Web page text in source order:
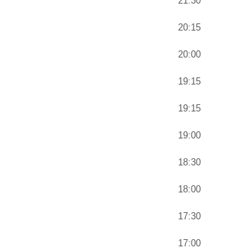
20:15
20:00
19:15
19:15
19:00
18:30
18:00
17:30
17:00